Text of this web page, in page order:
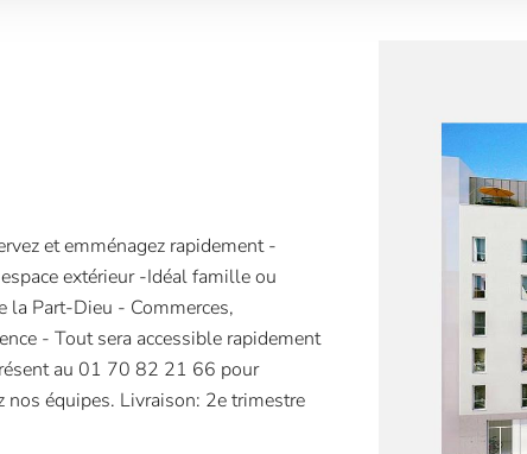
et emménagez rapidement -
extérieur -Idéal famille ou
la Part-Dieu - Commerces,
- Tout sera accessible rapidement
au 01 70 82 21 66 pour
nos équipes. Livraison: 2e trimestre